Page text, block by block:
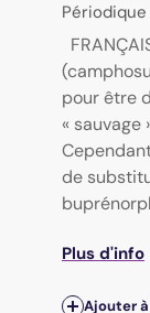
Périodique
pour être
« sauvage
de
Plus d'info
Ajouter